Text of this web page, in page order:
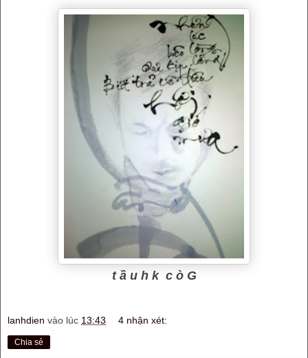
t ầu h k c òG
lanhdien vào lúc 13:43 4 nhận xét:
Chia sẻ